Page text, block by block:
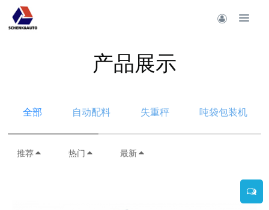
产品展示
全部 自动配料 失重秤 吨袋包装机
推荐 热门 最新